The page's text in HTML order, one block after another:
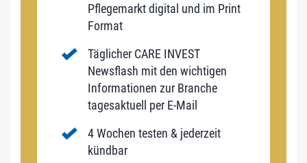
Pflegemarkt digital und im Print
Format
Täglicher CARE INVEST
Newsflash mit den wichtigen
Informationen zur Branche
tagesaktuell per E-Mail
4 Wochen testen & jederzeit
kündbar